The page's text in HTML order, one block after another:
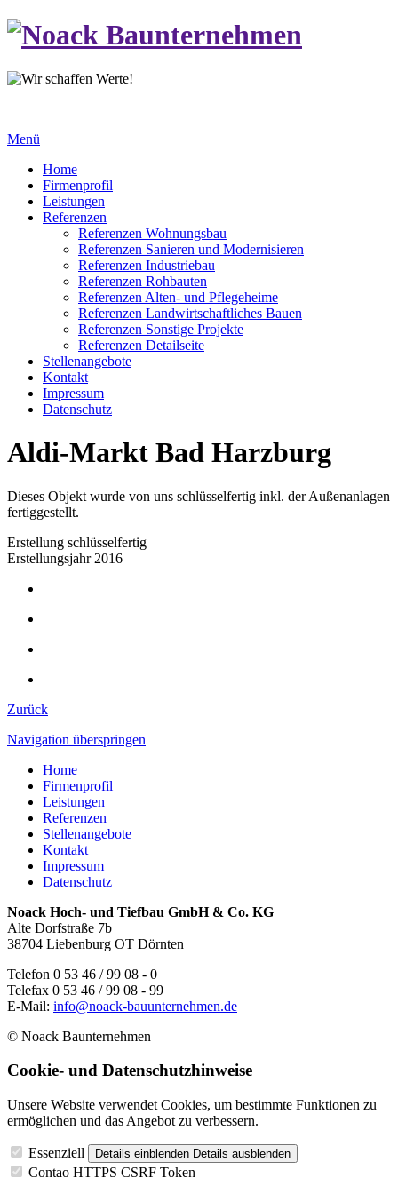
Menü
Home
Firmenprofil
Leistungen
Referenzen
Referenzen Wohnungsbau
Referenzen Sanieren und Modernisieren
Referenzen Industriebau
Referenzen Rohbauten
Referenzen Alten- und Pflegeheime
Referenzen Landwirtschaftliches Bauen
Referenzen Sonstige Projekte
Referenzen Detailseite
Stellenangebote
Kontakt
Impressum
Datenschutz
Aldi-Markt Bad Harzburg
Dieses Objekt wurde von uns schlüsselfertig inkl. der Außenanlagen
fertiggestellt.
Erstellung schlüsselfertig
Erstellungsjahr 2016
Zurück
Navigation überspringen
Home
Firmenprofil
Leistungen
Referenzen
Stellenangebote
Kontakt
Impressum
Datenschutz
Noack Hoch- und Tiefbau GmbH & Co. KG
Alte Dorfstraße 7b
38704 Liebenburg OT Dörnten
Telefon 0 53 46 / 99 08 - 0
Telefax 0 53 46 / 99 08 - 99
E-Mail: info@noack-bauunternehmen.de
© Noack Baunternehmen
Cookie- und Datenschutzhinweise
Unsere Website verwendet Cookies, um bestimmte Funktionen zu
ermöglichen und das Angebot zu verbessern.
Essenziell Details einblenden Details ausblenden
Contao HTTPS CSRF Token